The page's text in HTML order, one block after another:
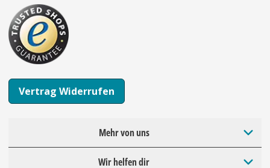
Vertrag Widerrufen
Mehr von uns
Wir helfen dir